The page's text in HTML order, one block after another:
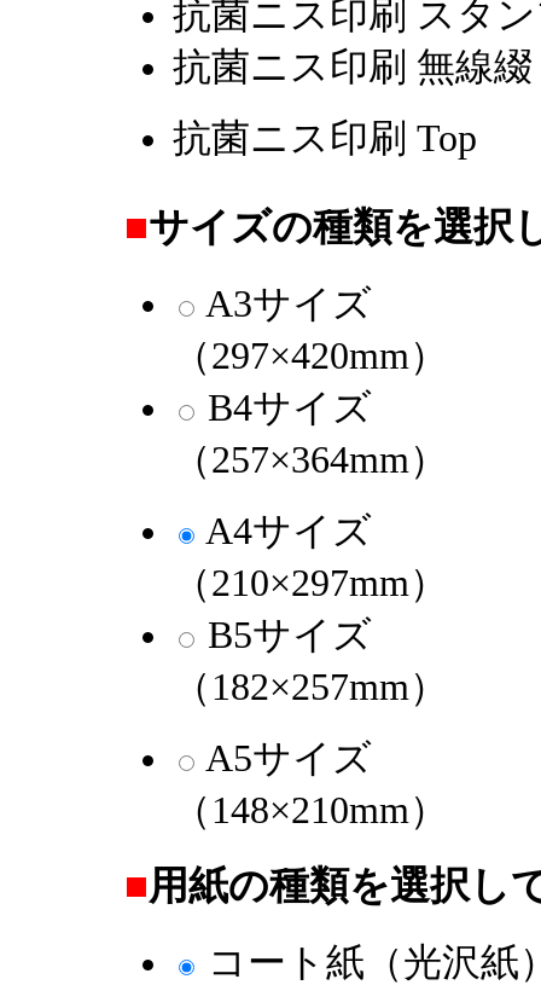
抗菌ニス印刷 スタ
抗菌ニス印刷 無線
抗菌ニス印刷 Top
■サイズの種類を選択
A3サイズ
（297×420mm）
B4サイズ
（257×364mm）
A4サイズ
（210×297mm）
B5サイズ
（182×257mm）
A5サイズ
（148×210mm）
■用紙の種類を選択し
コート紙（光沢紙